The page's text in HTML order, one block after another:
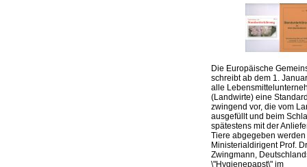
Die Europäische
schreibt ab dem 1.
alle
(Landwirte) eine
zwingend vor, die vom
ausgefüllt und beim
spätestens mit der
Tiere abgegeben werden
Ministerialdirigent Prof.
Zwingmann,
\"Hygienepapst\" im